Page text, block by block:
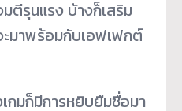
ตีรุนแรง บ้างก็เสริม
มาพร้อมกับเอฟเฟกต์
กมก็มีการหยิบยืมชื่อมา